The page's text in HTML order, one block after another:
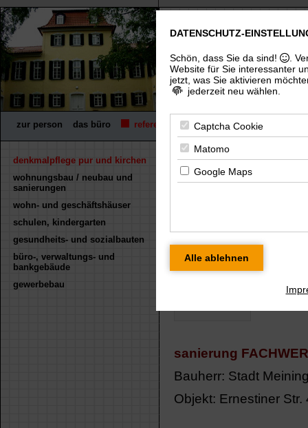
freier architekt
(uni), architektenkammer
zur person das büro referenzen wettbewerbe
denkmalpflege pur und kirchen
wohnungsbau / neubau und
sanierungen
wohn- und geschäftshäuser
schulen, kindergarten
gesundheits- und sozialbauten
büro-, verwaltungs- und
bankgebäude
gewerbebau
« zurück
sanierung
Bauherr: Stadt
Objekt: Ernestiner Str.
DATENSCHUTZ-
Schön, dass Sie da sind!
.
Website für Sie interessanter
jetzt, was Sie aktivieren
jederzeit neu wählen.
Captcha Cookie
Matomo
Google Maps